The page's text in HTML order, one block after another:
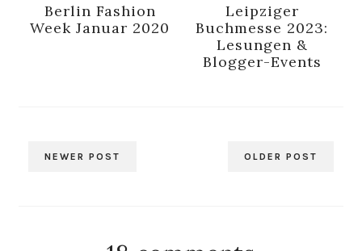
Berlin Fashion
Week Januar 2020
Leipziger
Buchmesse 2023:
Lesungen &
Blogger-Events
NEWER POST OLDER POST